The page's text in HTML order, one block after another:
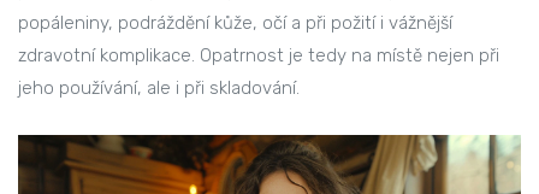
popáleniny, podráždění kůže, očí a při požití i vážnější
zdravotní komplikace. Opatrnost je tedy na místě nejen při
jeho používání, ale i při skladování.